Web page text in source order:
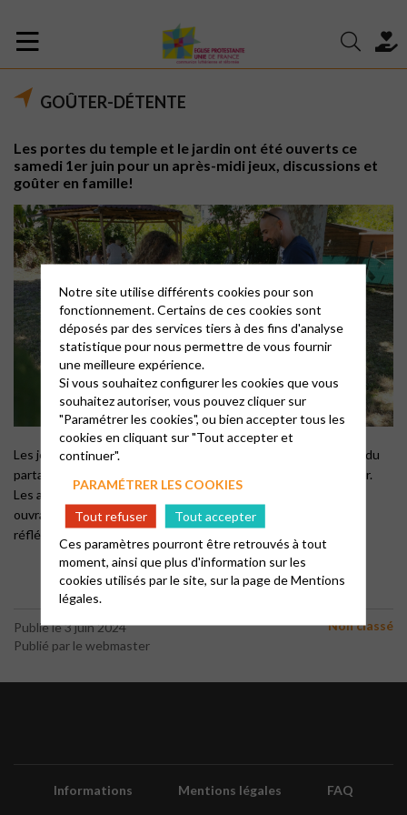
GOÛTER-DÉTENTE
Les portes du temple et le jardin ont été ouverts ce
samedi 1er juin pour un après-midi jeux, discussions et
goûter en famille!
Les jeux pour les enfants dans le jardin ont abordé la question du
partage, avec comme mise en pratique la préparation du goûter.
Les ados et les adultes ont participé à un « escape game » en
ouvrant les portes du temple pour découvrir notre paroisse et
réfléchir à notre foi.
Publié le 3 juin 2024
Publié par le webmaster
Non classé
Informations Mentions légales FAQ
Notre site utilise différents cookies pour son
fonctionnement. Certains de ces cookies sont
déposés par des services tiers à des fins d'analyse
statistique pour nous permettre de vous fournir
une meilleure expérience.
Si vous souhaitez configurer les cookies que vous
souhaitez autoriser, vous pouvez cliquer sur
"Paramétrer les cookies", ou bien accepter tous les
cookies en cliquant sur "Tout accepter et
continuer".
PARAMÉTRER LES COOKIES
Tout refuser
Tout accepter
Ces paramètres pourront être retrouvés à tout
moment, ainsi que plus d'information sur les
cookies utilisés par le site, sur la page deMentions
légales.